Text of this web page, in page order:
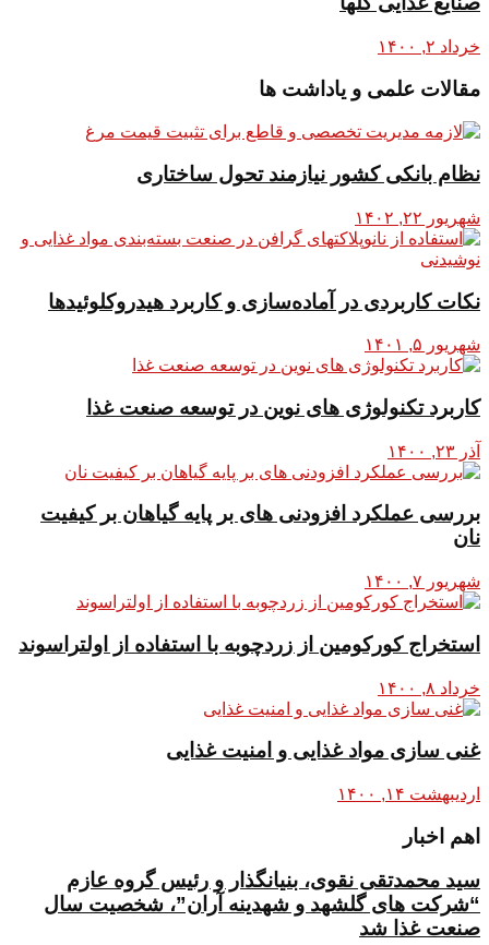
خرداد ۲, ۱۴۰۰
مقالات علمی و یاداشت ها
نظام بانکی کشور نیازمند تحول ساختاری
شهریور ۲۲, ۱۴۰۲
نکات کاربردی در آماده‌سازی و کاربرد هیدروکلوئیدها
شهریور ۵, ۱۴۰۱
کاربرد تکنولوژی های نوین در توسعه صنعت غذا
آذر ۲۳, ۱۴۰۰
بررسی عملکرد افزودنی های بر پایه گیاهان بر کیفیت
نان
شهریور ۷, ۱۴۰۰
استخراج کورکومین از زردچوبه با استفاده از اولتراسوند
خرداد ۸, ۱۴۰۰
غنی سازی مواد غذایی و امنیت غذایی
اردیبهشت ۱۴, ۱۴۰۰
اهم اخبار
سید محمدتقی نقوی، بنیانگذار و رئیس گروه عازم
“شرکت های گلشهد و شهدینه آران”، شخصیت سال
صنعت غذا شد